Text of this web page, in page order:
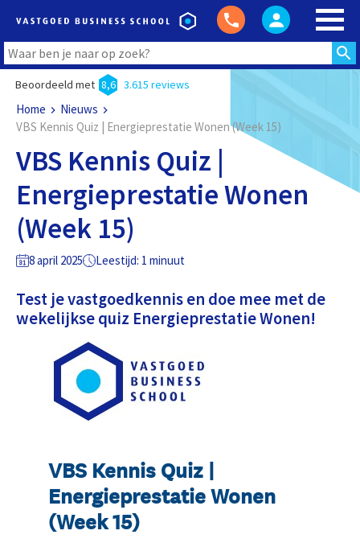
Beoordeeld met 8,6 3.615 reviews
Home
Nieuws
VBS Kennis Quiz | Energieprestatie Wonen (Week 15)
VBS Kennis Quiz |
Energieprestatie Wonen
(Week 15)
8 april 2025 Leestijd: 1 minuut
Test je vastgoedkennis en doe mee met de
wekelijkse quiz Energieprestatie Wonen!